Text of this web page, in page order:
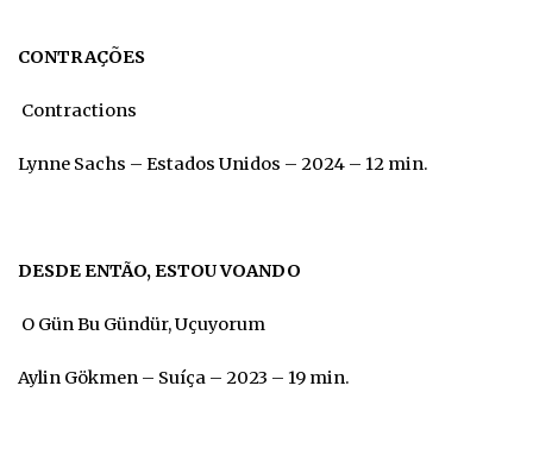
CONTRAÇÕES
Contractions
Lynne Sachs – Estados Unidos – 2024 – 12 min.
DESDE ENTÃO, ESTOU VOANDO
O Gün Bu Gündür, Uçuyorum
Aylin Gökmen – Suíça – 2023 – 19 min.